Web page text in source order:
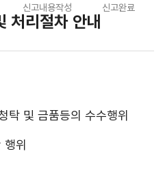
처리절차 안내
신고내용작성 신고완료
탁 및 금품등의 수수행위
위